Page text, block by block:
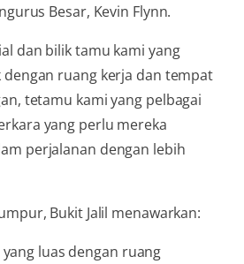
Besar, Kevin Flynn.
dan bilik tamu kami yang
dengan ruang kerja dan tempat
tetamu kami yang pelbagai
yang perlu mereka
perjalanan dengan lebih
Bukit Jalil menawarkan:
luas dengan ruang